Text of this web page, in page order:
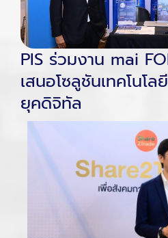
PIS ร่วมงาน mai
เสนอโซลูชันเทคโนโล
ยุคดิจิทัล